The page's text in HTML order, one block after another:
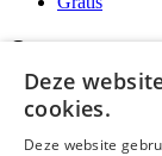
Over ons
Over ons
Contact
Deze
cookies.
Deze website